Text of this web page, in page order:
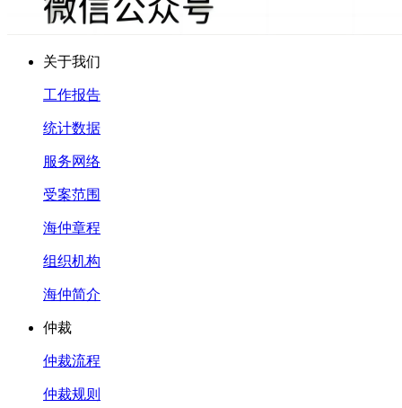
关于我们
工作报告
统计数据
服务网络
受案范围
海仲章程
组织机构
海仲简介
仲裁
仲裁流程
仲裁规则